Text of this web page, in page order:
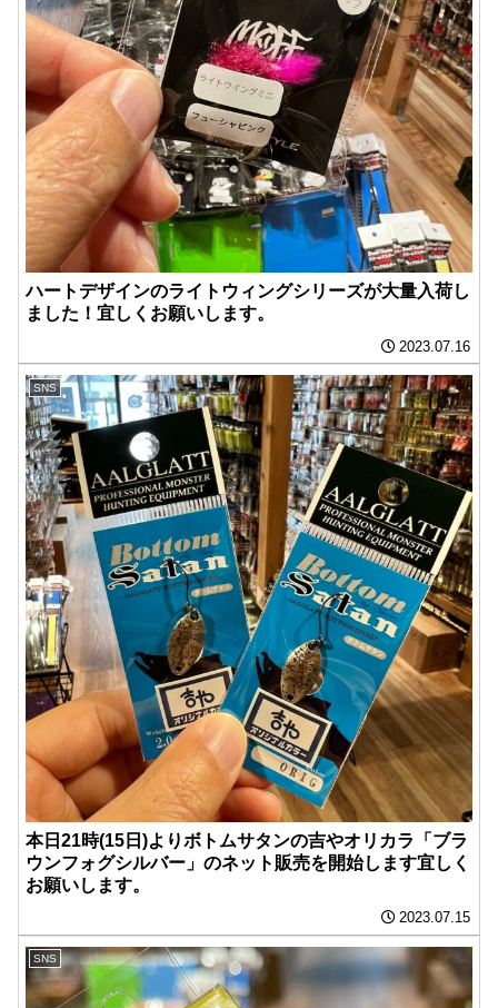
ハートデザインのライトウィングシリーズが大量入荷し
ました！宜しくお願いします。
2023.07.16
SNS
本日21時(15日)よりボトムサタンの吉やオリカラ「ブラ
ウンフォグシルバー」のネット販売を開始します️宜しく
お願いします。
2023.07.15
SNS